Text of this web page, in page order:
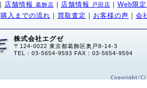
｜ 店舗情報 葛飾店 ｜ 店舗情報 戸田店 ｜ Web限
購入までの流れ ｜ 買取査定 ｜ お客様の声 ｜ 会
株式会社エグゼ
〒124-0022 東京都葛飾区奥戸8-14-3
TEL：03-5654-9593 FAX：03-5654-9594